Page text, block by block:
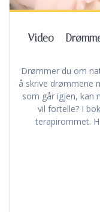
Video –
Drømmer du om
å skrive drømmene
som går igjen, kan
vil fortelle? I
terapirommet.